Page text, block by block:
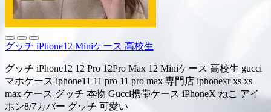
グッチ iPhone12 Miniケース 高校生
グッチ iPhone12 12 Pro 12Pro Max 12 Miniケース 高校生 gucci
マホケース iphone11 11 pro 11 pro max 専門店 iphonexr xs xs
max ケース グッチ 本物 Gucci携帯ケース iPhoneX ねこ アイ
ホン8/7カバー グッチ 可愛い